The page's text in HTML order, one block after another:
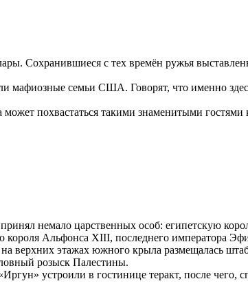
Сохранившиеся с тех времён ружья
мафиозные семьи США. Говорят, что именно
похвастаться такими знаменитыми
немало царственных особ: египетскую
короля Альфонса XIII, последнего императора
верхних этажах южного крыла размещалась
розыск Палестины.
устроили в гостинице теракт, после чего,